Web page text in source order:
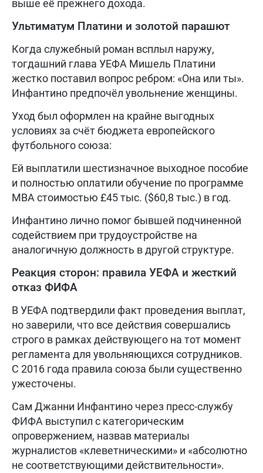
выше её прежнего дохода.
Ультиматум Платини и золотой парашют
Когда служебный роман всплыл наружу,
тогдашний глава УЕФА Мишель Платини
жестко поставил вопрос ребром: «Она или ты».
Инфантино предпочёл увольнение женщины.
Уход был оформлен на крайне выгодных
условиях за счёт бюджета европейского
футбольного союза:
Ей выплатили шестизначное выходное пособие
и полностью оплатили обучение по программе
MBA стоимостью £45 тыс. ($60,8 тыс.) в год.
Инфантино лично помог бывшей подчиненной
содействием при трудоустройстве на
аналогичную должность в другой структуре.
Реакция сторон: правила УЕФА и жесткий
отказ ФИФА
В УЕФА подтвердили факт проведения выплат,
но заверили, что все действия совершались
строго в рамках действующего на тот момент
регламента для увольняющихся сотрудников.
С 2016 года правила союза были существенно
ужесточены.
Сам Джанни Инфантино через пресс-службу
ФИФА выступил с категорическим
опровержением, назвав материалы
журналистов «клеветническими» и «абсолютно
не соответствующими действительности».